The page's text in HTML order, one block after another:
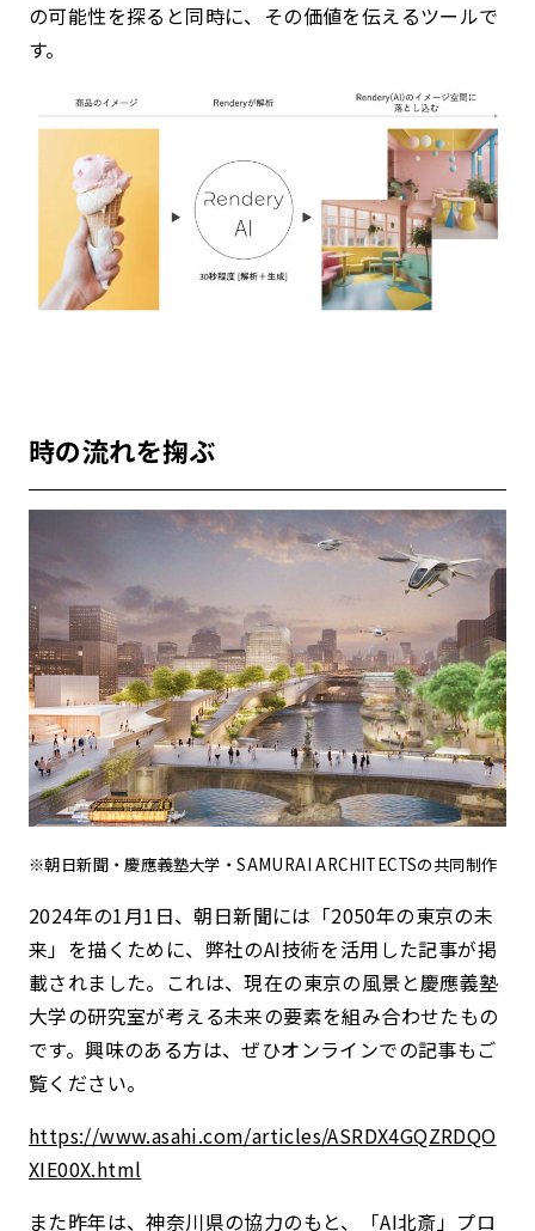
の可能性を探ると同時に、その価値を伝えるツールで
す。
時の流れを掬ぶ
※朝日新聞・慶應義塾大学・SAMURAI ARCHITECTSの共同制作
2024年の1月1日、朝日新聞には「2050年の東京の未
来」を描くために、弊社のAI技術を活用した記事が掲
載されました。これは、現在の東京の風景と慶應義塾
大学の研究室が考える未来の要素を組み合わせたもの
です。興味のある方は、ぜひオンラインでの記事もご
覧ください。
https://www.asahi.com/articles/ASRDX4GQZRDQO
XIE00X.html
また昨年は、神奈川県の協力のもと、「AI北斎」プロ